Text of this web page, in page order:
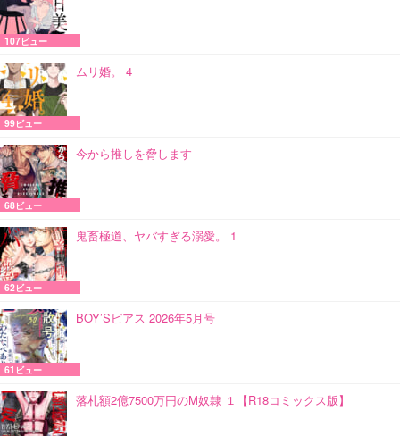
107ビュー
ムリ婚。 4
99ビュー
今から推しを脅します
68ビュー
鬼畜極道、ヤバすぎる溺愛。 1
62ビュー
BOY’Sピアス 2026年5月号
61ビュー
落札額2億7500万円のM奴隷 １【R18コミックス版】